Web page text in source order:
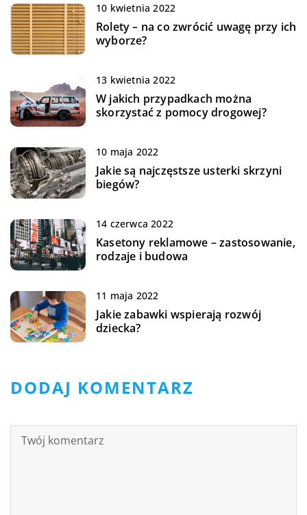
10 kwietnia 2022
Rolety – na co zwrócić uwagę przy ich
wyborze?
13 kwietnia 2022
W jakich przypadkach można
skorzystać z pomocy drogowej?
10 maja 2022
Jakie są najczęstsze usterki skrzyni
biegów?
14 czerwca 2022
Kasetony reklamowe – zastosowanie,
rodzaje i budowa
11 maja 2022
Jakie zabawki wspierają rozwój
dziecka?
DODAJ KOMENTARZ